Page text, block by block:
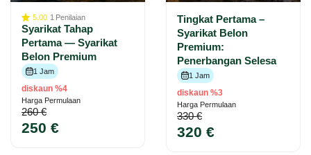
5.00 1 Penilaian
Syarikat Tahap
Pertama — Syarikat
Belon Premium
1 Jam
diskaun %4
Harga Permulaan
260 €
250 €
Tingkat Pertama –
Syarikat Belon
Premium:
Penerbangan Selesa
1 Jam
diskaun %3
Harga Permulaan
330 €
320 €